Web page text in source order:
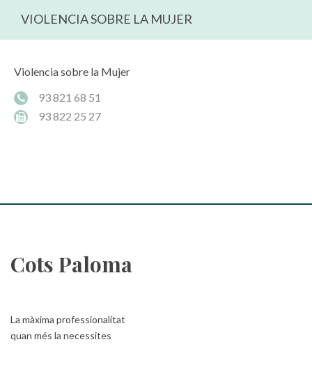
VIOLENCIA SOBRE LA MUJER
Violencia sobre la Mujer
93 821 68 51
93 822 25 27
Cots Paloma
La màxima professionalitat
quan més la necessites